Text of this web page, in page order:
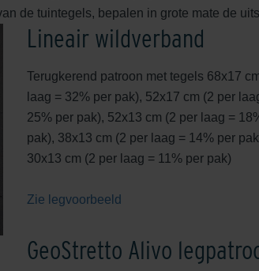
de tuintegels, bepalen in grote mate de
Lineair wildverband
Terugkerend patroon met tegels 68x17
laag = 32% per pak), 52x17 cm (2 per
25% per pak), 52x13 cm (2 per laag =
pak), 38x13 cm (2 per laag = 14% per
30x13 cm (2 per laag = 11% per pak)
Zie legvoorbeeld
GeoStretto Alivo